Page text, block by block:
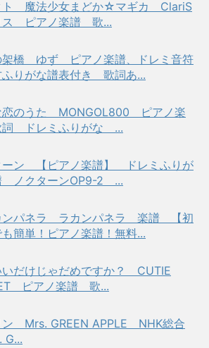
ト 魔法少女まどか☆マギカ ClariS
ス ピアノ楽譜 歌...
架橋 ゆず ピアノ楽譜、ドレミ音符
ふりがな譜表付き 歌詞あ...
恋のうた MONGOL800 ピアノ楽
ドレミふりがな ...
ーン 【ピアノ楽譜】 ドレミふりが
ノクターンOP9-2 ...
ンパネラ ラカンパネラ 楽譜 【初
簡単！ピアノ楽譜！無料...
いだけじゃだめですか？ CUTIE
ピアノ楽譜 歌...
ン Mrs. GREEN APPLE NHK総合
G...